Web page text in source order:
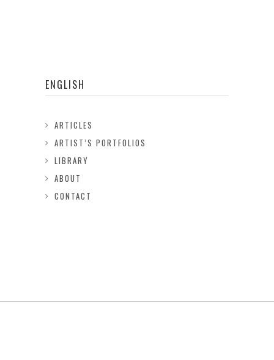
ENGLISH
ARTICLES
ARTIST’S PORTFOLIOS
LIBRARY
ABOUT
CONTACT